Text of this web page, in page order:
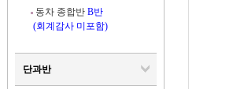
동차 종합반 B반
(회계감사 미포함)
단과반